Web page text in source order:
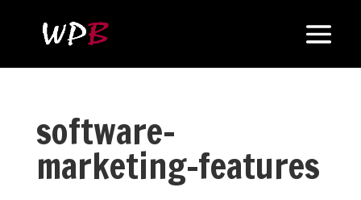
software-
marketing-features